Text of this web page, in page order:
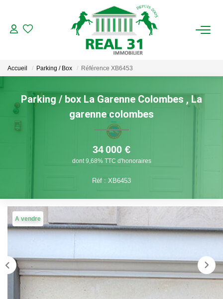
ACHAT
ESTIMATION
FAIRE GÉRER
Gestion Locative
Gestion De Copropriété
NOUS CONNAITRE
Nos Agences
Nos Valeurs
Nous Rejoindre
Accueil Parking / Box Référence XB6453
Parking / box La Garenne Colombes , La
garenne colombes
34 000 €
dont 9,68% TTC d'honoraires
Réf : XB6453
A vendre